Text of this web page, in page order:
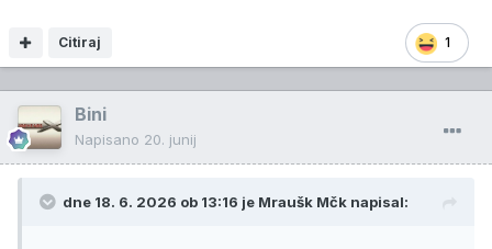
1
Citiraj
Bini
Napisano 20. junij
dne 18. 6. 2026 ob 13:16 je Mraušk Mčk napisal: